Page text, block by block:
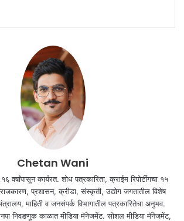
Chetan Wani
वर्षांपासून कार्यरत. शोध पत्रकारिता, क्राईम रिपोर्टींगचा १५
राजकारण, प्रशासन, क्रीडा, संस्कृती, उद्योग जगतातील विशेष
माहिती व जनसंपर्क विभागातील पत्रकारितेचा अनुभव.
निवडणूक काळात मीडिया मॅनेजमेंट. सोशल मीडिया मॅनेजमेंट,